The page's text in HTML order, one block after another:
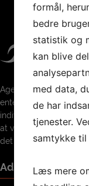
Agerbæk SF er åben
enten det drejer sig
individuelle
at være sammen med
det sociale samvær.
Adresse
formål,
bedre
statistik og
kan blive
med data,
de har
tjenester.
samtykke
Læs mere